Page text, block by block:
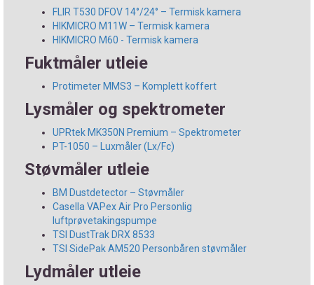
FLIR T530 DFOV 14°/24° – Termisk kamera
HIKMICRO M11W – Termisk kamera
HIKMICRO M60 - Termisk kamera
Fuktmåler utleie
Protimeter MMS3 – Komplett koffert
Lysmåler og spektrometer
UPRtek MK350N Premium – Spektrometer
PT-1050 – Luxmåler (Lx/Fc)
Støvmåler utleie
BM Dustdetector – Støvmåler
Casella VAPex Air Pro Personlig
luftprøvetakingspumpe
TSI DustTrak DRX 8533
TSI SidePak AM520 Personbåren støvmåler
Lydmåler utleie